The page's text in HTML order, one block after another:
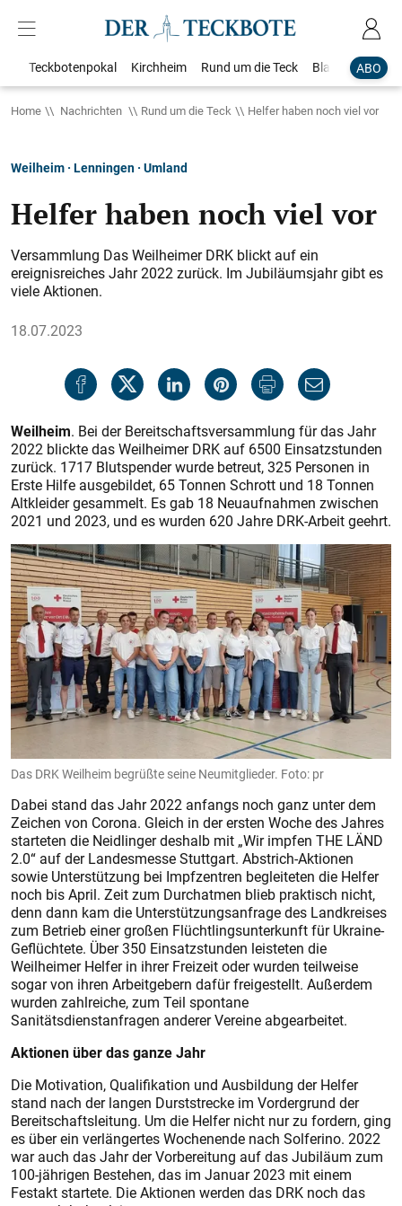
ABO
Teckbotenpokal Kirchheim Rund um die Teck Blaulicht
Home Nachrichten Rund um die Teck Helfer haben noch viel vor
Weilheim · Lenningen · Umland
Helfer haben noch viel vor
Versammlung Das Weilheimer DRK blickt auf ein
ereignisreiches Jahr 2022 zurück. Im Jubiläumsjahr gibt es
viele Aktionen.
18.07.2023
Weilheim. Bei der Bereitschaftsversammlung für das Jahr
2022 blickte das Weilheimer DRK auf 6500 Einsatzstunden
zurück. 1717 Blutspender wurde betreut, 325 Personen in
Erste Hilfe ausgebildet, 65 Tonnen Schrott und 18 Tonnen
Altkleider gesammelt. Es gab 18 Neuaufnahmen zwischen
2021 und 2023, und es wurden 620 Jahre DRK-Arbeit geehrt.
Das DRK Weilheim begrüßte seine Neumitglieder. Foto: pr
Dabei stand das Jahr 2022 anfangs noch ganz unter dem
Zeichen von Corona. Gleich in der ers­ten Woche des Jahres
starteten die Neidlinger deshalb mit „Wir impfen THE LÄND
2.0“ auf der Landesmesse Stuttgart. Abstrich-Aktionen
sowie Unterstützung bei Impfzentren begleiteten die Helfer
noch bis April. Zeit zum Durchatmen blieb praktisch nicht,
denn dann kam die Unterstützungs­anfrage des Landkreises
zum Betrieb einer großen Flüchtlings­unterkunft für Ukraine-
Geflüchtete. Über 350 Einsatzstunden leis­teten die
Weilheimer Helfer in ihrer Freizeit oder wurden teilweise
sogar von ihren Arbeitgebern dafür freigestellt. Außerdem
wurden zahlreiche, zum Teil spontane
Sanitätsdienstanfragen anderer Vereine abgearbeitet.
Aktionen über das ganze Jahr
Die Motivation, Qualifikation und Ausbildung der Helfer
stand nach der langen Durststrecke im Vordergrund der
Bereitschaftsleitung. Um die Helfer nicht nur zu fordern, ging
es über ein verlängertes Wochenende nach Solferino. 2022
war auch das Jahr der Vorbereitung auf das Jubiläum zum
100-jährigen Bestehen, das im Januar 2023 mit einem
Festakt startete. Die Aktionen werden das DRK noch das